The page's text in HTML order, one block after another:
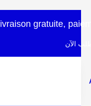
livraison gratuite,
الآن